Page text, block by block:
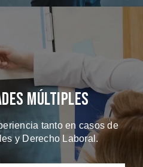
Múltiples
tanto en casos de
y Derecho Laboral.